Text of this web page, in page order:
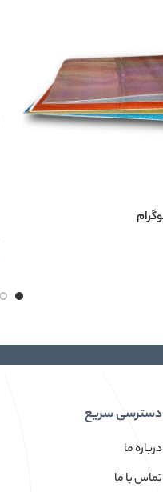
دسترسی سریع
درباره ما
تماس با ما